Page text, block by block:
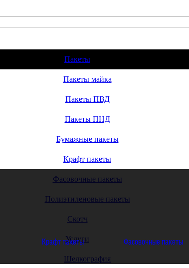
Пакеты
Пакеты майка
Пакеты ПВД
Пакеты ПНД
Бумажные пакеты
Крафт пакеты
Фасовочные пакеты
Полиэтиленовые пакеты
Скотч
Услуги
Шелкография
Крафт пакеты Фасовочные пакеты